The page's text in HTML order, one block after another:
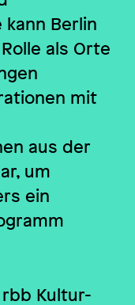
Berlin
als Orte
mit
aus der
um
ein
Kultur-